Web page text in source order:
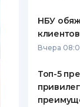
НБУ
Вчера
Топ-5